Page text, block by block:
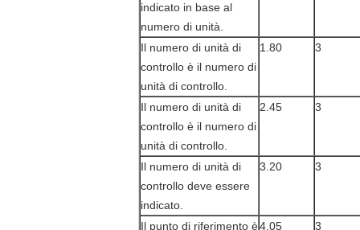
indicato in base al
numero di unità.
Il numero di unità di
controllo è il numero di
unità di controllo.
1.80 3
Il numero di unità di
controllo è il numero di
unità di controllo.
2.45 3
Il numero di unità di
controllo deve essere
indicato.
3.20 3
Il punto di riferimento è4.05 3